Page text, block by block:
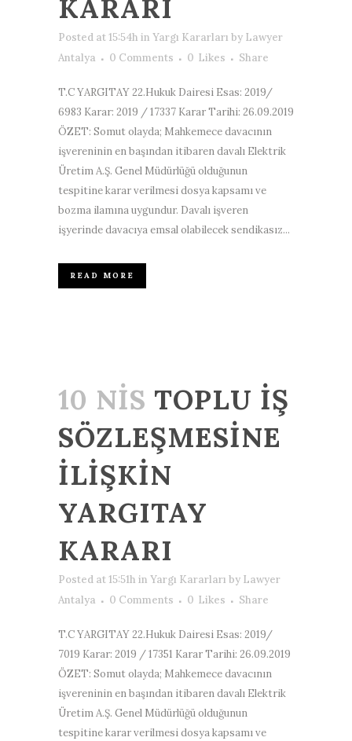
KARARI
Posted at 15:54h in Yargı Kararları by Lawyer
Antalya
0 Comments 0 Likes Share
T.C YARGITAY 22.Hukuk Dairesi Esas: 2019/
6983 Karar: 2019 / 17337 Karar Tarihi: 26.09.2019
ÖZET: Somut olayda; Mahkemece davacının
işvereninin en başından itibaren davalı Elektrik
Üretim A.Ş. Genel Müdürlüğü olduğunun
tespitine karar verilmesi dosya kapsamı ve
bozma ilamına uygundur. Davalı işveren
işyerinde davacıya emsal olabilecek sendikasız...
READ MORE
10 NIS TOPLU İŞ
SÖZLEŞMESİNE
İLİŞKİN
YARGITAY
KARARI
Posted at 15:51h in Yargı Kararları by Lawyer
Antalya
0 Comments 0 Likes Share
T.C YARGITAY 22.Hukuk Dairesi Esas: 2019/
7019 Karar: 2019 / 17351 Karar Tarihi: 26.09.2019
ÖZET: Somut olayda; Mahkemece davacının
işvereninin en başından itibaren davalı Elektrik
Üretim A.Ş. Genel Müdürlüğü olduğunun
tespitine karar verilmesi dosya kapsamı ve